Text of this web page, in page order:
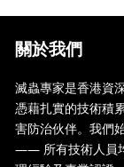
關於我們
滅蟲專家是香港資
憑藉扎實的技術積
害防治伙伴。我們
—— 所有技術人員